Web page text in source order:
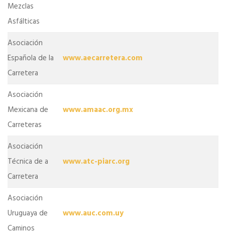
Mezclas
Asfálticas
Asociación
Española de la
Carretera
www.aecarretera.com
Asociación
Mexicana de
Carreteras
www.amaac.org.mx
Asociación
Técnica de a
Carretera
www.atc-piarc.org
Asociación
Uruguaya de
Caminos
www.auc.com.uy